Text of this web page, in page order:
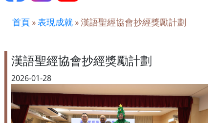
首頁 »表現成就 »漢語聖經協會抄經獎勵計劃
漢語聖經協會抄經獎勵計劃
2026-01-28